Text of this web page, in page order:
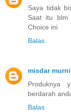
Saya tidak
Saat itu blm
Choice ini
Balas
misdar murni
Produknya
berdarah
Balas